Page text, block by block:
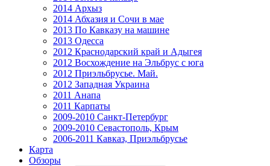
2014 Архыз
2014 Абхазия и Сочи в мае
2013 По Кавказу на машине
2013 Одесса
2012 Краснодарский край и Адыгея
2012 Восхождение на Эльбрус с юга
2012 Приэльбрусье. Май.
2012 Западная Украина
2011 Анапа
2011 Карпаты
2009-2010 Санкт-Петербург
2009-2010 Севастополь, Крым
2006-2011 Кавказ, Приэльбрусье
Карта
Обзоры